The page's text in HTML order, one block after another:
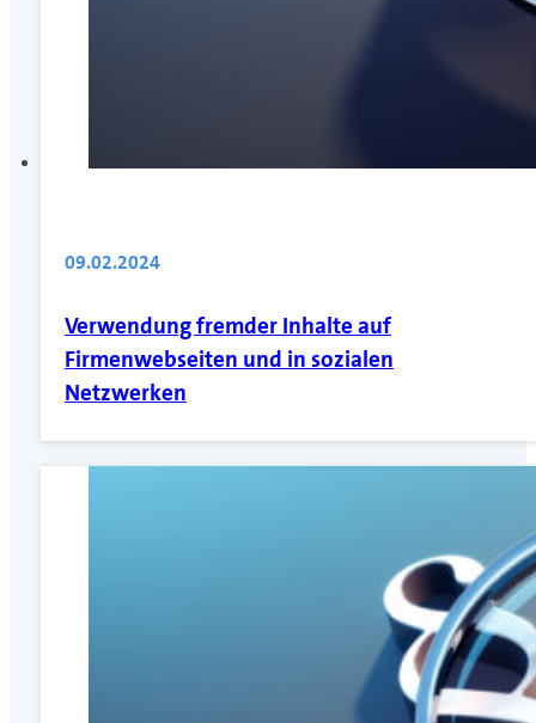
09.02.2024
Verwendung fremder Inhalte auf
Firmenwebseiten und in sozialen
Netzwerken